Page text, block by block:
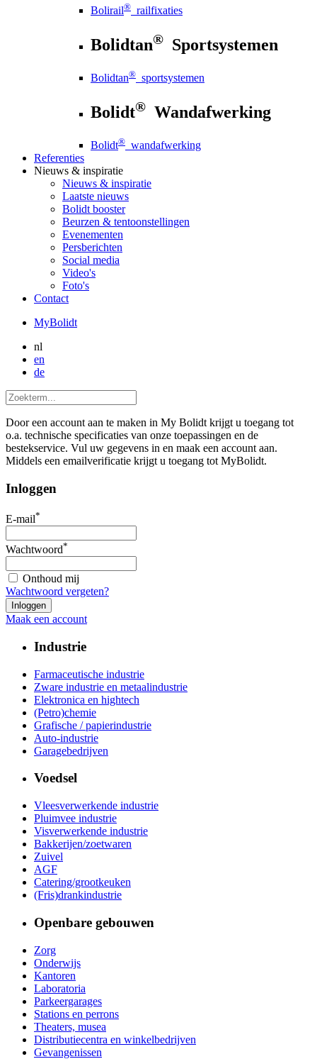
Bolirail® railfixaties
Bolidtan® Sportsystemen
Bolidtan® sportsystemen
Bolidt® Wandafwerking
Bolidt® wandafwerking
Referenties
Nieuws & inspiratie
Nieuws & inspiratie
Laatste nieuws
Bolidt booster
Beurzen & tentoonstellingen
Evenementen
Persberichten
Social media
Video's
Foto's
Contact
MyBolidt
nl
en
de
Door een account aan te maken in My Bolidt krijgt u toegang tot
o.a. technische specificaties van onze toepassingen en de
bestekservice. Vul uw gegevens in en maak een account aan.
Middels een emailverificatie krijgt u toegang tot MyBolidt.
Inloggen
E-mail*
Wachtwoord*
Onthoud mij
Wachtwoord vergeten?
Maak een account
Industrie
Farmaceutische industrie
Zware industrie en metaalindustrie
Elektronica en hightech
(Petro)chemie
Grafische / papierindustrie
Auto-industrie
Garagebedrijven
Voedsel
Vleesverwerkende industrie
Pluimvee industrie
Visverwerkende industrie
Bakkerijen/zoetwaren
Zuivel
AGF
Catering/grootkeuken
(Fris)drankindustrie
Openbare gebouwen
Zorg
Onderwijs
Kantoren
Laboratoria
Parkeergarages
Stations en perrons
Theaters, musea
Distributiecentra en winkelbedrijven
Gevangenissen